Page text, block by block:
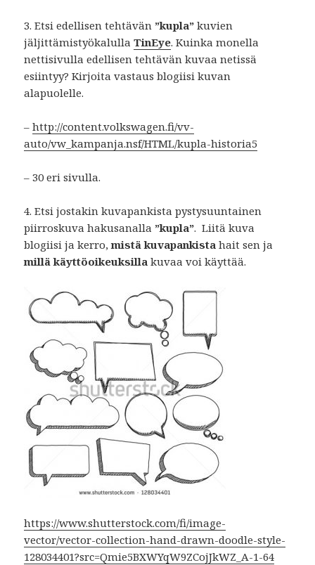
3. Etsi edellisen tehtävän ”kupla” kuvien
jäljittämistyökalullaTinEye. Kuinka monella
nettisivulla edellisen tehtävän kuvaa netissä
esiintyy? Kirjoita vastaus blogiisi kuvan
alapuolelle.
–http://content.volkswagen.fi/vv-
auto/vw_kampanja.nsf/HTML/kupla-historia5
– 30 eri sivulla.
4. Etsi jostakin kuvapankista pystysuuntainen
piirroskuva hakusanalla ”kupla”. Liitä kuva
blogiisi ja kerro,mistä kuvapankistahait sen ja
millä käyttöoikeuksilla kuvaa voi käyttää.
https://www.shutterstock.com/fi/image-
vector/vector-collection-hand-drawn-doodle-style-
128034401?src=Qmie5BXWYqW9ZCojJkWZ_A-1-64